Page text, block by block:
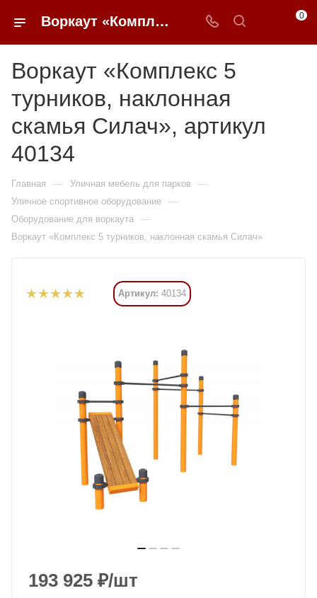
Воркаут «Комплекс 5 турников, наклонная скамья Силач» купить в Москве от 176 295 ₽ - 0FFER 0
Воркаут «Комплекс 5
турников, наклонная
скамья Силач», артикул
40134
Главная — Уличная мебель для парков —
Уличное спортивное оборудование —
Оборудование для воркаута —
Воркаут «Комплекс 5 турников, наклонная скамья Силач»
Артикул: 40134
193 925 ₽/шт